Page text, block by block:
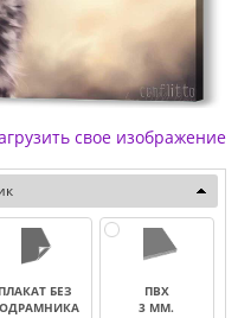
свое изображение
ПЛАКАТ БЕЗ
ПВХ
3 ММ.